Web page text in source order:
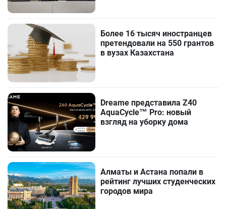
Более 16 тысяч иностранцев
претендовали на 550 грантов
в вузах Казахстана
Dreame представила Z40
AquaCycle™ Pro: новый
взгляд на уборку дома
Алматы и Астана попали в
рейтинг лучших студенческих
городов мира